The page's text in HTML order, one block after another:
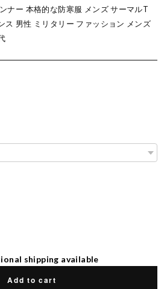
ナー 本格的な防寒服 メンズ サーマルT
ス 男性 ミリタリー ファッション メンズ
shipping available
Add to cart